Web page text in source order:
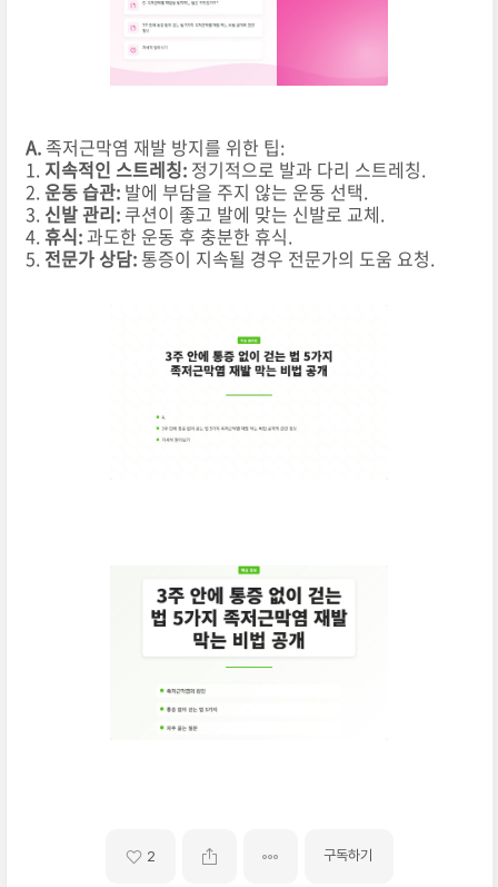
A.족저근막염 재발 방지를 위한 팁:
1. 지속적인 스트레칭:정기적으로 발과 다리 스트레칭.
2.운동 습관:발에 부담을 주지 않는 운동 선택.
3. 신발 관리:쿠션이 좋고 발에 맞는 신발로 교체.
4.휴식:과도한 운동 후 충분한 휴식.
5. 전문가 상담:통증이 지속될 경우 전문가의 도움 요청.
2 구독하기